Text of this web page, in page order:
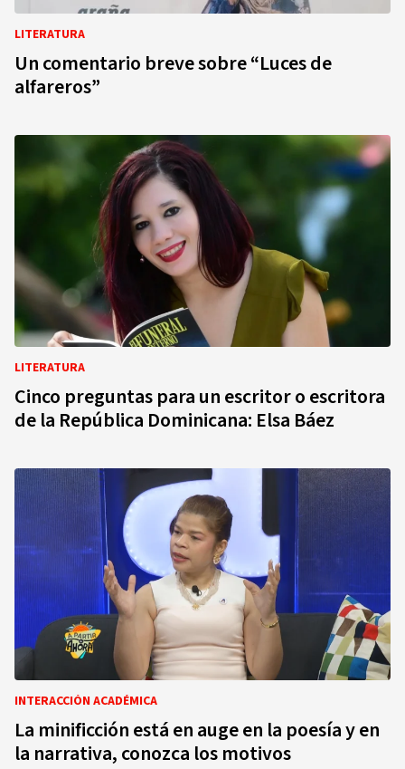
LITERATURA
Un comentario breve sobre “Luces de
alfareros”
LITERATURA
Cinco preguntas para un escritor o escritora
de la República Dominicana: Elsa Báez
INTERACCIÓN ACADÉMICA
La minificción está en auge en la poesía y en
la narrativa, conozca los motivos